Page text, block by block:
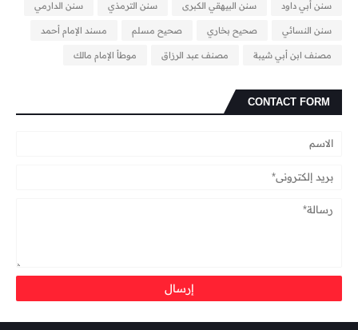
سنن أبي داود سنن البيهقي الكبرى سنن الترمذي سنن الدارمي
سنن النسائي صحيح بخاري صحيح مسلم مسند الإمام أحمد
مصنف ابن أبي شيبة مصنف عبد الرزاق موطأ الإمام مالك
CONTACT FORM